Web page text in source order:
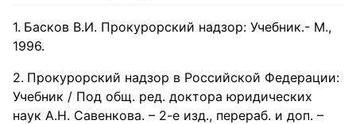
Басков В.И. Прокурорский надзор: Учебник.- М.,
1996.
Прокурорский надзор в Российской Федерации:
Учебник / Под общ. ред. доктора юридических
наук А.Н. Савенкова. – 2-е изд., перераб. и доп. –